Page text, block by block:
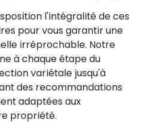
l'intégralité de ces
pour vous garantir une
irréprochable. Notre
à chaque étape du
variétale jusqu'à
des recommandations
adaptées aux
propriété.